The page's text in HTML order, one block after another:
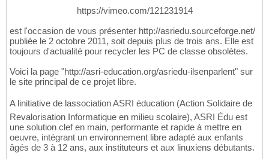
https://vimeo.com/121231914
est l'occasion de vous présenter http://asriedu.sourceforge.net/
publiée le 2 octobre 2011, soit depuis plus de trois ans. Elle est
toujours d'actualité pour recycler les PC de classe obsolètes.
Voici la page "http://asri-education.org/asriedu-ilsenparlent" sur
le site principal de ce projet libre.
A linitiative de lassociation ASRI éducation (Action Solidaire de
Revalorisation Informatique en milieu scolaire), ASRI Édu est
une solution clef en main, performante et rapide à mettre en
oeuvre, intégrant un environnement libre adapté aux enfants
âgés de 3 à 12 ans, aux instituteurs et aux linuxiens débutants.